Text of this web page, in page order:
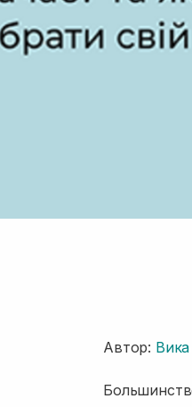
Автор: